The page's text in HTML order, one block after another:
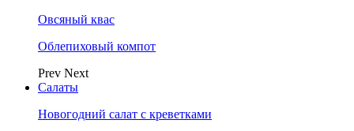
Овсяный квас
Облепиховый компот
Prev Next
Салаты
Новогодний салат с креветками